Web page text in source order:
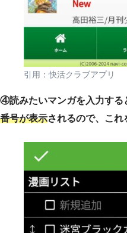
引用：快活クラブアプリ
④読みたいマンガを入力する
番号が表示されるので、これ